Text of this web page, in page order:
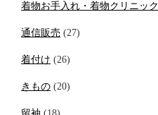
着物お手入れ・着物クリニック
通信販売 (27)
着付け (26)
きもの (20)